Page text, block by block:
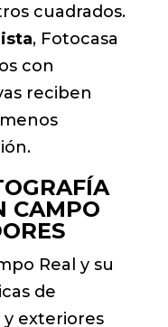
cuadrados.
, Fotocasa
con
reciben
CAMPO
Real y su
de
exteriores